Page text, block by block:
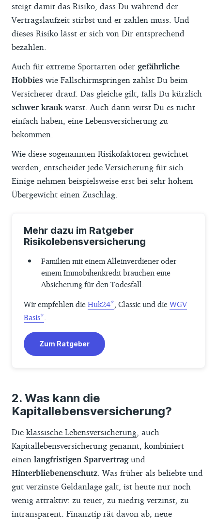
steigt damit das Risiko, dass Du während der
Vertragslaufzeit stirbst und er zahlen muss. Und
dieses Risiko lässt er sich von Dir entsprechend
bezahlen.
Auch für extreme Sportarten oder gefährliche
Hobbies wie Fallschirmspringen zahlst Du beim
Versicherer drauf. Das gleiche gilt, falls Du kürzlich
schwer krank warst. Auch dann wirst Du es nicht
einfach haben, eine Lebensversicherung zu
bekommen.
Wie diese sogenannten Risikofaktoren gewichtet
werden, entscheidet jede Versicherung für sich.
Einige nehmen beispielsweise erst bei sehr hohem
Übergewicht einen Zuschlag.
Mehr dazu im Ratgeber
Risikolebensversicherung
Familien mit einem Alleinverdiener oder
einem Immobilienkredit brauchen eine
Absicherung für den Todesfall.
Wir empfehlen die Huk24 , Classic und die WGV
Basis
Zum Ratgeber
Was kann die
Kapitallebensversicherung?
Die klassische Lebensversicherung , auch
Kapitallebensversicherung genannt, kombiniert
einen langfristigen Sparvertragund
Hinterbliebenenschutz . Was früher als beliebte und
gut verzinste Geldanlage galt, ist heute nur noch
wenig attraktiv: zu teuer, zu niedrig verzinst, zu
intransparent. Finanztip rät davon ab, neue